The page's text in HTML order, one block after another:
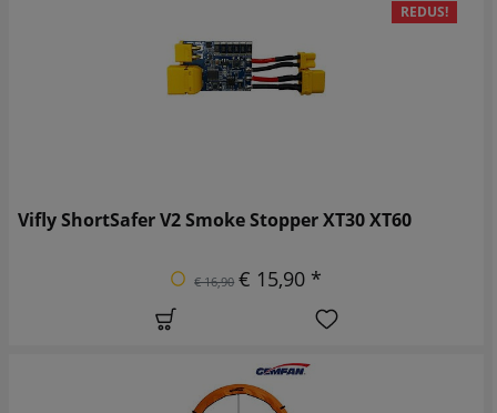
REDUS!
Vifly ShortSafer V2 Smoke Stopper XT30 XT60
€ 16,90 € 15,90 *